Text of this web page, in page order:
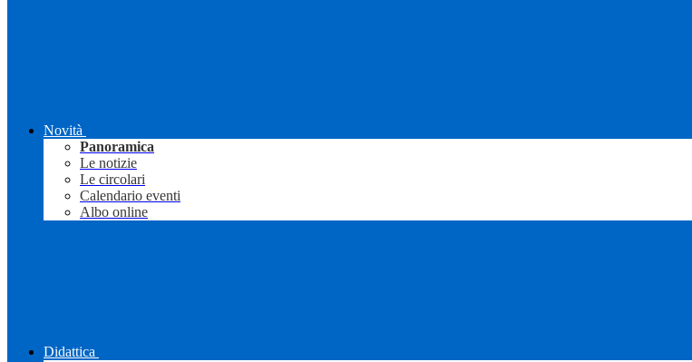
Novità
Panoramica
Le notizie
Le circolari
Calendario eventi
Albo online
Didattica